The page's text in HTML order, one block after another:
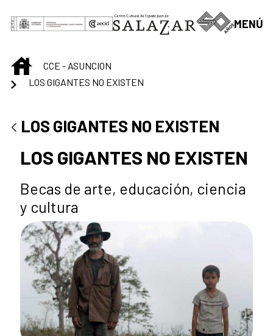
Saltar al contenido principal
MENÚ
INICIOCCE - ASUNCION
LOS GIGANTES NO EXISTEN
LOS GIGANTES NO EXISTEN
LOS GIGANTES NO EXISTEN
Becas de arte, educación, ciencia
y cultura